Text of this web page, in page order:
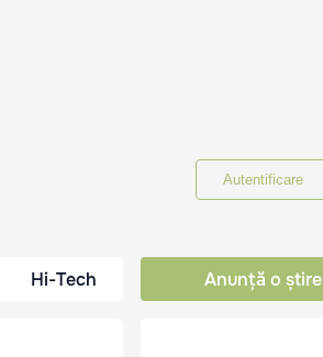
Autentificare
Hi-Tech Anunță o știre